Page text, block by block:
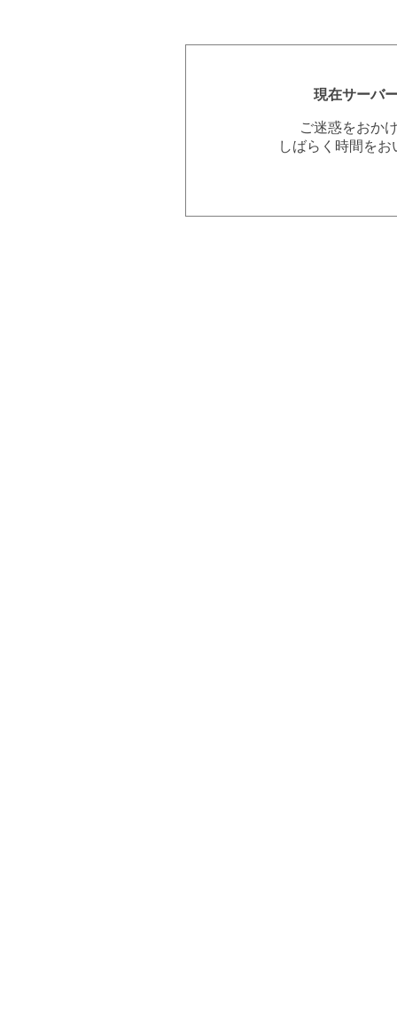
現在サーバ
ご迷惑をおか
しばらく時間を